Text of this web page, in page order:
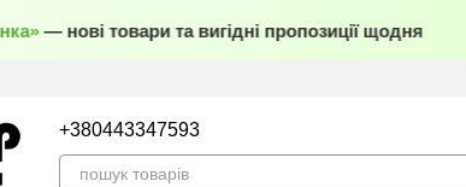
— нові товари та вигідні пропозиції щодня
+380443347593